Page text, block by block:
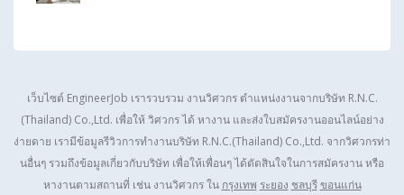
เว็บไซต์ EngineerJob เรารวบรวม งานวิศวกร ตำแหน่งงานจากบริษัท R.N.C.
(Thailand) Co.,Ltd. เพื่อให้ วิศวกร ได้ หางาน และส่งใบสมัครงานออนไลน์อย่าง
ง่ายดาย เรามีข้อมูลรีวิวการทำงานบริษัท R.N.C.(Thailand) Co.,Ltd. จากวิศวกรท่า
นอื่นๆ รวมถึงข้อมูลเกี่ยวกับบริษัท เพื่อให้เพื่อนๆ ได้ตัดสินใจในการสมัครงาน หรือ
หางานตามสถานที่ เช่น งานวิศวกร ใน กรุงเทพ ระยอง ชลบุรี ขอนแก่น